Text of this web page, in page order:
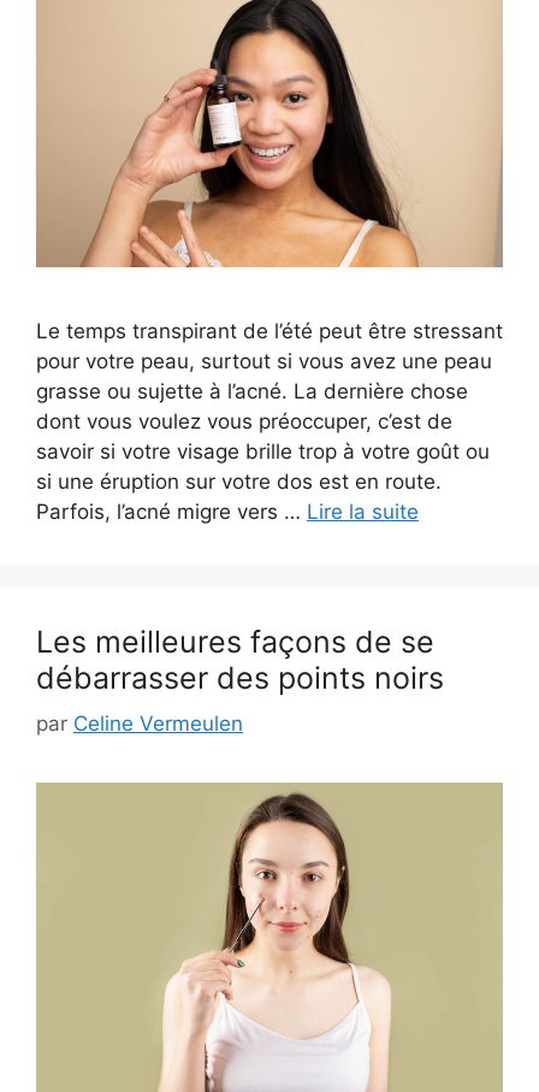
Le temps transpirant de l’été peut être stressant
pour votre peau, surtout si vous avez une peau
grasse ou sujette à l’acné. La dernière chose
dont vous voulez vous préoccuper, c’est de
savoir si votre visage brille trop à votre goût ou
si une éruption sur votre dos est en route.
Parfois, l’acné migre vers … Lire la suite
Les meilleures façons de se
débarrasser des points noirs
par Celine Vermeulen